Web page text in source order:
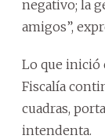
negativo; la
amigos”,
Lo que inició
Fiscalía
cuadras,
intendenta.